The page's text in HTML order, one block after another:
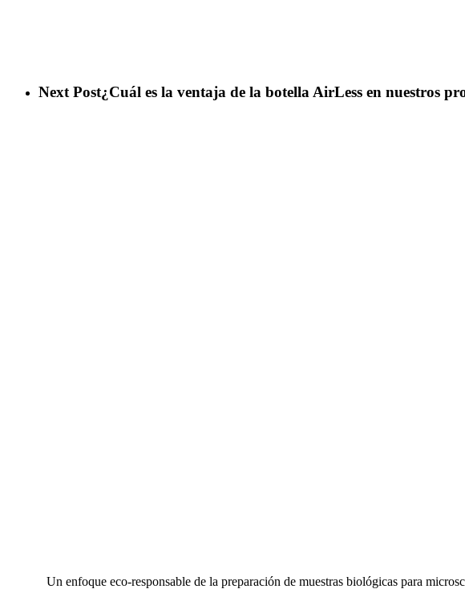
Next Post¿Cuál es la ventaja de la botella AirLess en nuestros
Un enfoque eco-responsable de la preparación de muestras biológicas para